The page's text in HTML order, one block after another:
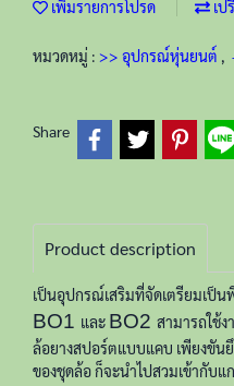
เพิ่มรายการโปรด เป
หมวดหมู่ : >> อุปกรณ์หุ่นยนต์ ,
Share
Product description
เป็นอุปกรณ์เสริมที่จัดเตรียมเป็น
BO1 และ BO2 สามารถใช้
ล้อยางสปอร์ตแบบแคบ เพียงขั
ของชุดล้อ ก็จะนำไปสวมเข้ากับ